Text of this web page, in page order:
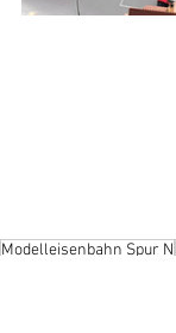
Modelleisenbahn Spur N